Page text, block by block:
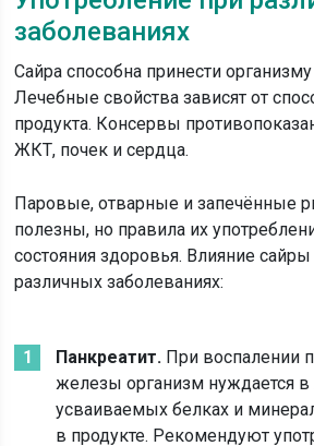
заболеваниях
Сайра способна принести
Лечебные свойства зависят от
продукта. Консервы
ЖКТ, почек и сердца.
Паровые, отварные и запечённые
полезны, но правила их
состояния здоровья. Влияние
различных заболеваниях:
Панкреатит. При воспалении
железы организм нуждается в
усваиваемых белках и
в продукте. Рекомендуют